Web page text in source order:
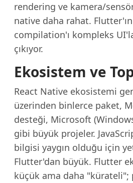
rendering ve kamera/
native daha rahat.
compilation'ı kompleks
çıkıyor.
Ekosistem ve
React Native ekosistemi
üzerinden binlerce paket,
desteği, Microsoft
gibi büyük projeler.
bilgisi yaygın olduğu için
Flutter'dan büyük. Flutter
küçük ama daha "kürateli";